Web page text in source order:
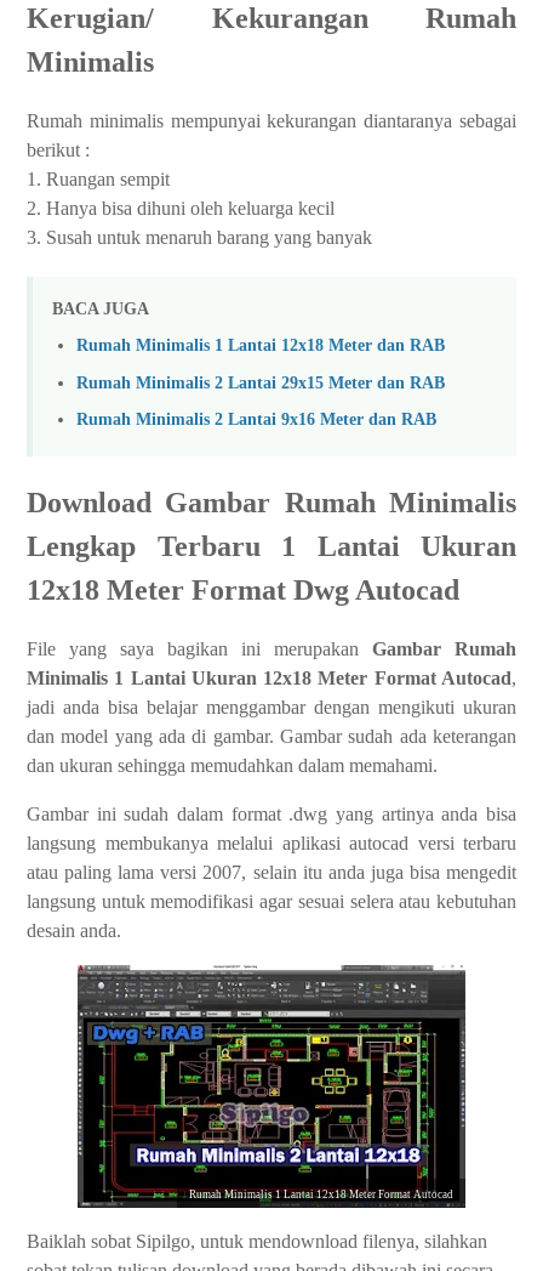
Kerugian/ Kekurangan Rumah
Minimalis
Rumah minimalis mempunyai kekurangan diantaranya sebagai
berikut :
1. Ruangan sempit
2. Hanya bisa dihuni oleh keluarga kecil
3. Susah untuk menaruh barang yang banyak
BACA JUGA
Rumah Minimalis 1 Lantai 12x18 Meter dan RAB
Rumah Minimalis 2 Lantai 29x15 Meter dan RAB
Rumah Minimalis 2 Lantai 9x16 Meter dan RAB
Download Gambar Rumah Minimalis
Lengkap Terbaru 1 Lantai Ukuran
12x18 Meter Format Dwg Autocad
File yang saya bagikan ini merupakan Gambar Rumah
Minimalis 1 Lantai Ukuran 12x18 Meter Format Autocad,
jadi anda bisa belajar menggambar dengan mengikuti ukuran
dan model yang ada di gambar. Gambar sudah ada keterangan
dan ukuran sehingga memudahkan dalam memahami.
Gambar ini sudah dalam format .dwg yang artinya anda bisa
langsung membukanya melalui aplikasi autocad versi terbaru
atau paling lama versi 2007, selain itu anda juga bisa mengedit
langsung untuk memodifikasi agar sesuai selera atau kebutuhan
desain anda.
Rumah Minimalis 1 Lantai 12x18 Meter Format Autocad
Baiklah sobat Sipilgo, untuk mendownload filenya, silahkan